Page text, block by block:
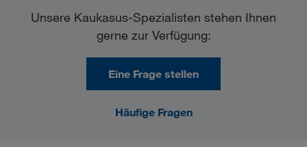
Unsere Kaukasus-Spezialisten stehen Ihnen
gerne zur Verfügung:
Eine Frage stellen
Häufige Fragen